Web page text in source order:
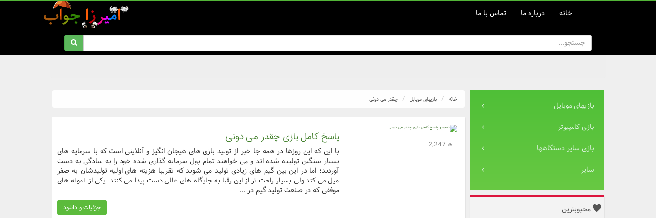
خانه درباره ما تماس با ما
بازیهای موبایل
بازی کامپیوتر
بازی سایر دستگاهها
سایر
محبوبترین
خانه بازیهای موبایل چقدر می دونی
پاسخ کامل بازی چقدر می دونی
با این که این روزها در همه جا خبر از تولید بازی های هیجان انگیز و آنلاینی است که با سرمایه های
بسیار سنگین تولیده شده اند و می خواهند تمام پول سرمایه گذاری شده خود را به سادگی به دست
آوردند؛ اما در این بین گیم های زیادی تولید می شوند که تقریبا هزینه های اولیه تولیدشان به صفر
میل می کند ولی بسیار راحت تر از این رقبا به جایگاه های عالی دست پیدا می کنند. یکی از نمونه های
موفقی که در صنعت تولید گیم در ...
جزئیات و دانلود